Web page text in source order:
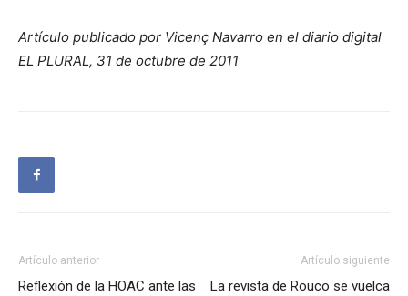
Artículo publicado por Vicenç Navarro en el diario digital
EL PLURAL, 31 de octubre de 2011
Artículo anterior
Reflexión de la HOAC ante las
Artículo siguiente
La revista de Rouco se vuelca